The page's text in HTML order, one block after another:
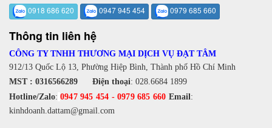
0918 686 620 0947 945 454 0979 685 660
Thông tin liên hệ
CÔNG TY TNHH THƯƠNG MẠI DỊCH VỤ ĐẠT TÂM
912/13 Quốc Lộ 13, Phường Hiệp Bình, Thành phố Hồ Chí Minh
MST : 0316566289 Điện thoại: 028.6684 1899
Hotline/Zalo: 0947 945 454 -0979 685 660 Email:
kinhdoanh.dattam@gmail.com